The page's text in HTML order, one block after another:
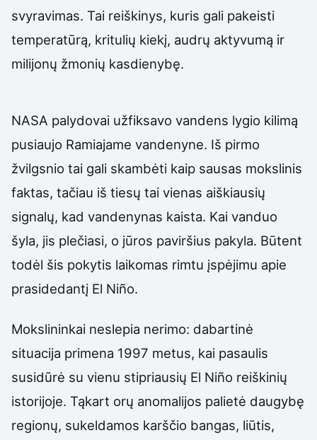
svyravimas. Tai reiškinys, kuris gali pakeisti
temperatūrą, kritulių kiekį, audrų aktyvumą ir
milijonų žmonių kasdienybę.
NASA palydovai užfiksavo vandens lygio kilimą
pusiaujo Ramiajame vandenyne. Iš pirmo
žvilgsnio tai gali skambėti kaip sausas mokslinis
faktas, tačiau iš tiesų tai vienas aiškiausių
signalų, kad vandenynas kaista. Kai vanduo
šyla, jis plečiasi, o jūros paviršius pakyla. Būtent
todėl šis pokytis laikomas rimtu įspėjimu apie
prasidedantį El Niño.
Mokslininkai neslepia nerimo: dabartinė
situacija primena 1997 metus, kai pasaulis
susidūrė su vienu stipriausių El Niño reiškinių
istorijoje. Tąkart orų anomalijos palietė daugybę
regionų, sukeldamos karščio bangas, liūtis,